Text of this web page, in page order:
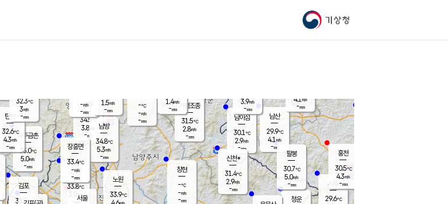
기상청
남이섬
30.1℃
2.9m/s
-mm
양주
34.5℃
3.8
-mm
남산
29.9℃
4.1 m/s
-mm
청운
팔봉
30.7℃
5.0m/s
-mm
3.9m/s
-mm
파주금촌
35.0℃
5.0m/s
-mm
가평조종
31.5℃
2.8m/s
-mm
-℃
-m/s
-mm
신천*
31.4℃
2.9m/s
-mm
창현
-℃
-m/s
-mm
탄현
32.6℃
4.3m/s
-mm
1.4m/s
-mm
김포
35.5℃
은평
33.8℃
3.9 m/s
- mm
노원
33.9℃
m/s
남방
34.8℃
5.3m/s
-mm
장흥면
33.4℃
-m/s
-mm
-m/s
-mm
시동
29.6℃
홍천
30.5℃
4.3m/s
-mm
서울
4.1 m/s
-mm
32.3℃
3m/s
-mm
1.5m/s
-mm